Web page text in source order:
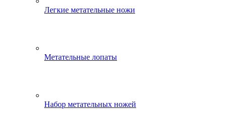
Легкие метательные ножи
Метательные лопаты
Набор метательных ножей